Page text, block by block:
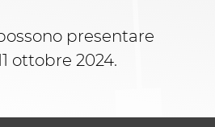
presentare
ottobre 2024.